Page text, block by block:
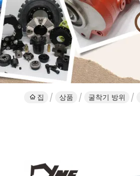
집 상품 굴착기 방위